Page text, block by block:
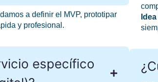
a definir el MVP, prototipar
y profesional.
específico